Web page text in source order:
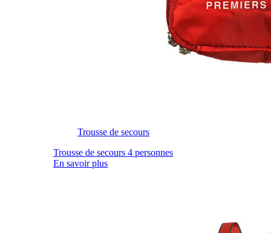
Trousse de secours
Trousse de secours 4 personnes
En savoir plus